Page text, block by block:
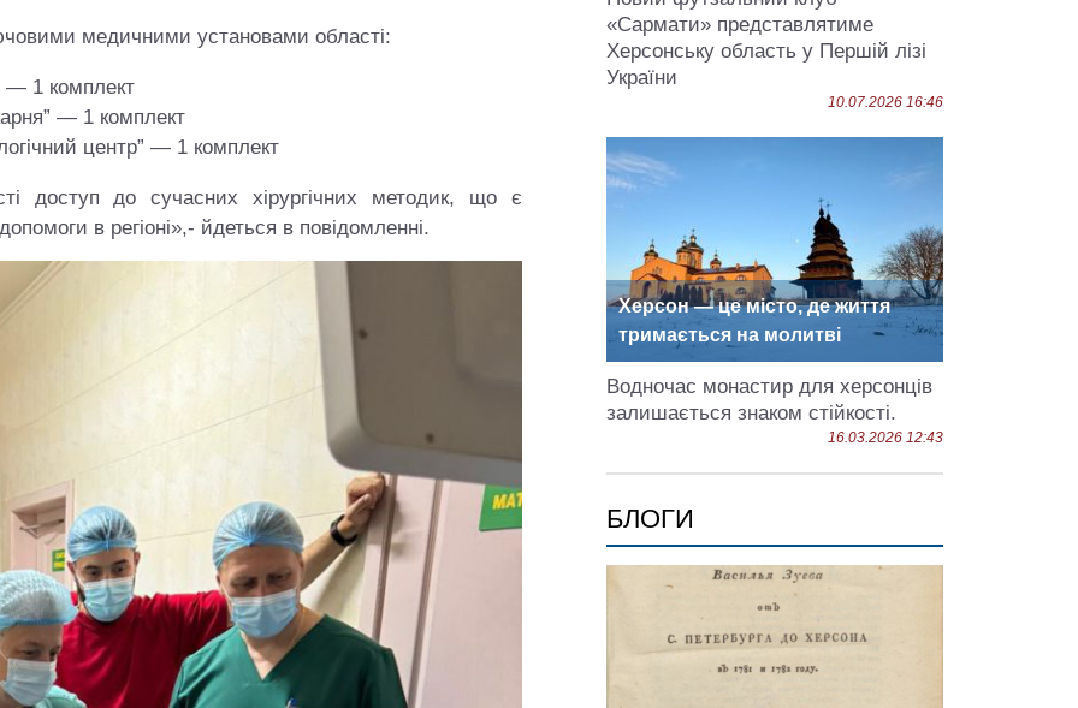
медичними установами області:
— 1 комплект
— 1 комплект
центр” — 1 комплект
доступ до сучасних хірургічних методик, що є
в регіоні»,- йдеться в повідомленні.
«Сармати» представлятиме
Херсонську область у Першій лізі
України
10.07.2026 16:46
Херсон — це місто, де життя
тримається на молитві
Водночас монастир для херсонців
залишається знаком стійкості.
16.03.2026 12:43
БЛОГИ